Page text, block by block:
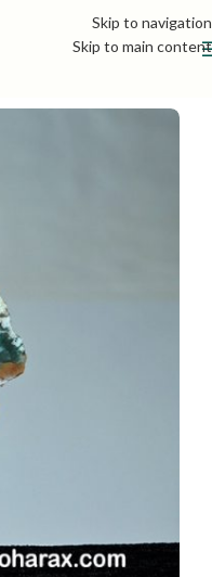
Skip to navigation
Skip to main content